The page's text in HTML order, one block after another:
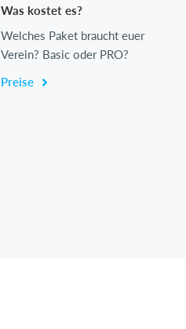
Was kostet es?
Welches Paket braucht euer
Verein? Basic oder PRO?
Preise